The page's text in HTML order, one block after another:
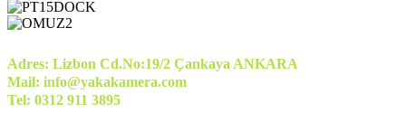
Adres: Lizbon Cd.No:19/2 Çankaya ANKARA
Mail: info@yakakamera.com
Tel: 0312 911 3895